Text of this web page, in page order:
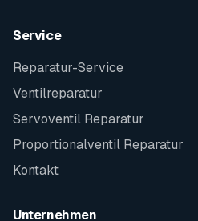
Service
Reparatur-Service
Ventilreparatur
Servoventil Reparatur
Proportionalventil Reparatur
Kontakt
Unternehmen